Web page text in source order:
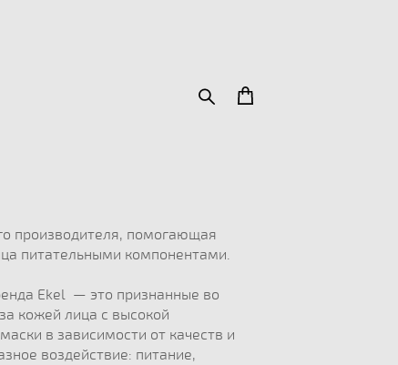
производителя, помогающая
питательными компонентами.
Ekel — это признанные во
кожей лица с высокой
в зависимости от качеств и
воздействие: питание,